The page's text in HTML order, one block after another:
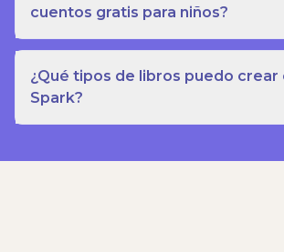
cuentos gratis para niños?
¿Qué tipos de libros puedo crear
Spark?